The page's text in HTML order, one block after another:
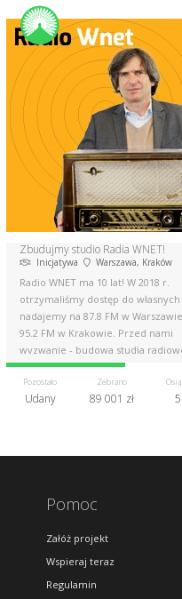
Zbudujmy studio Radia WNET!
Inicjatywa Warszawa, Kraków
Radio WNET ma 10 lat! W 2018 r.
otrzymaliśmy dostęp do
nadajemy na 87.8 FM w
95.2 FM w Krakowie. Przed nami
wyzwanie - budowa studia
Pomóż nam!
Pozostało
Udany
Zebrano
89 001 zł
Pomoc
Załóż projekt
Wspieraj teraz
Regulamin